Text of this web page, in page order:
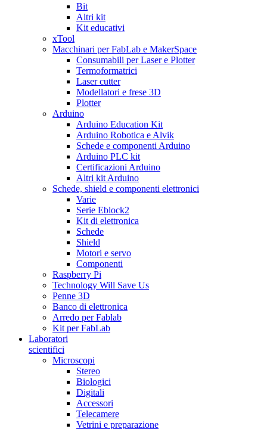
Bit
Altri kit
Kit educativi
xTool
Macchinari per FabLab e MakerSpace
Consumabili per Laser e Plotter
Termoformatrici
Laser cutter
Modellatori e frese 3D
Plotter
Arduino
Arduino Education Kit
Arduino Robotica e Alvik
Schede e componenti Arduino
Arduino PLC kit
Certificazioni Arduino
Altri kit Arduino
Schede, shield e componenti elettronici
Varie
Serie Eblock2
Kit di elettronica
Schede
Shield
Motori e servo
Componenti
Raspberry Pi
Technology Will Save Us
Penne 3D
Banco di elettronica
Arredo per Fablab
Kit per FabLab
Laboratori
scientifici
Microscopi
Stereo
Biologici
Digitali
Accessori
Telecamere
Vetrini e preparazione